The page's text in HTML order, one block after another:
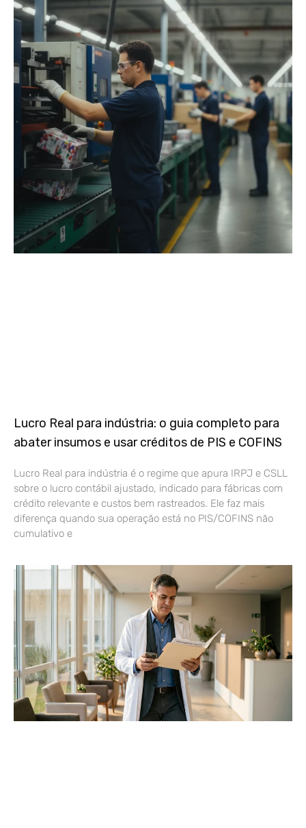
Lucro Real para indústria: o guia completo para
abater insumos e usar créditos de PIS e COFINS
Lucro Real para indústria é o regime que apura IRPJ e CSLL
sobre o lucro contábil ajustado, indicado para fábricas com
crédito relevante e custos bem rastreados. Ele faz mais
diferença quando sua operação está no PIS/COFINS não
cumulativo e